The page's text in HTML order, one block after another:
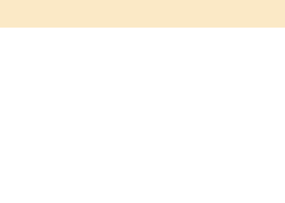
See All